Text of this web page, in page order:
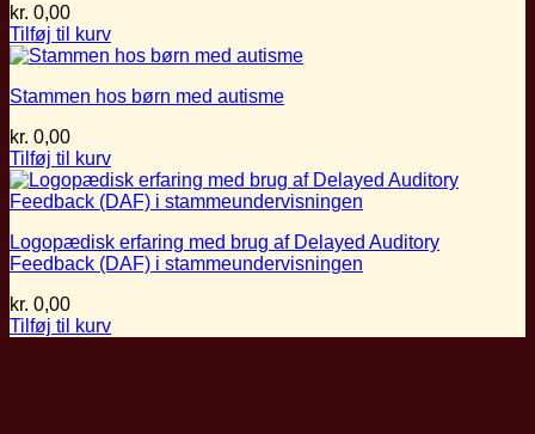
kr. 0,00
Tilføj til kurv
Stammen hos børn med autisme
kr. 0,00
Tilføj til kurv
Logopædisk erfaring med brug af Delayed Auditory
Feedback (DAF) i stammeundervisningen
kr. 0,00
Tilføj til kurv